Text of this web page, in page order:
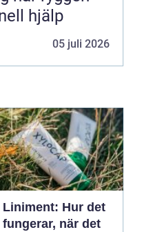
hjälp
05 juli 2026
Liniment: Hur det
fungerar, när det